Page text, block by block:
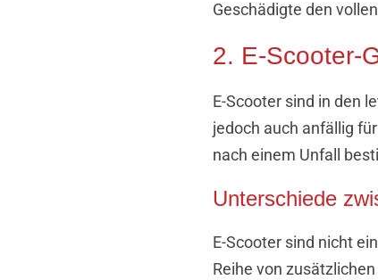
Geschädigte den
2. E-Scooter-
E-Scooter sind in den
jedoch auch anfällig
nach einem Unfall
Unterschiede
E-Scooter sind nicht
Reihe von